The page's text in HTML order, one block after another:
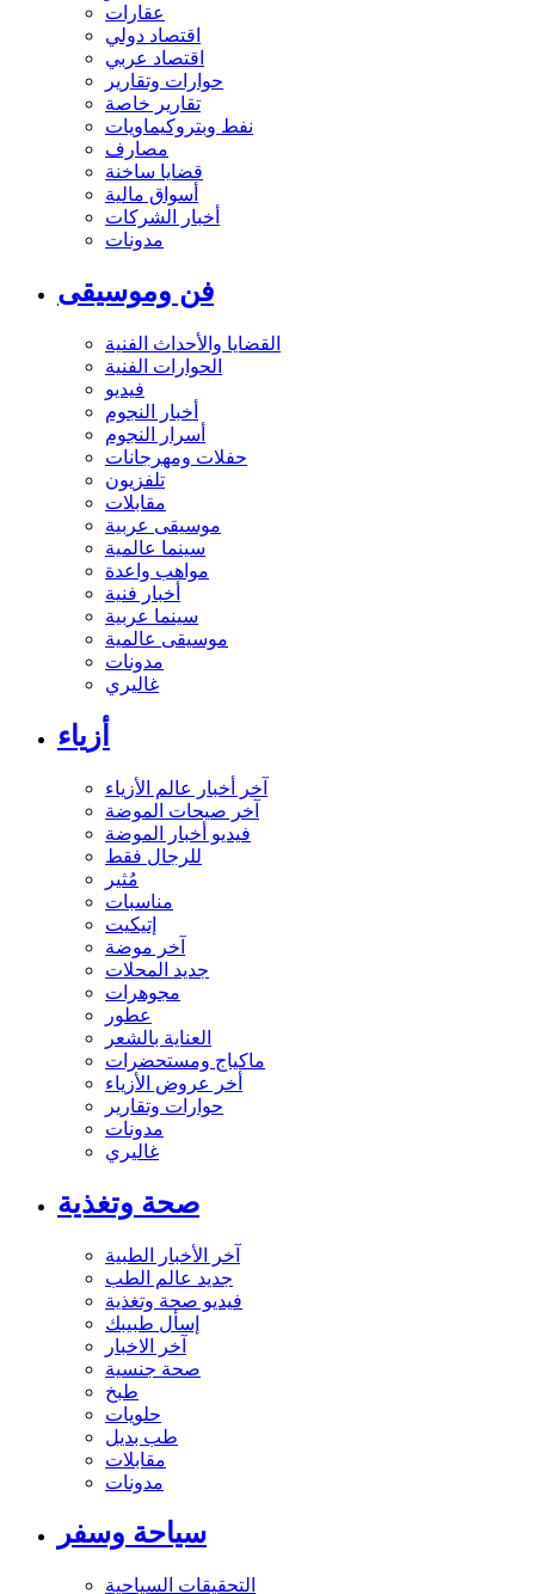
عقارات
اقتصاد دولي
اقتصاد عربي
حوارات وتقارير
تقارير خاصة
نفط وبتروكيماويات
مصارف
قضايا ساخنة
أسواق مالية
أخبار الشركات
مدونات
فن وموسيقى
القضايا والأحداث الفنية
الحوارات الفنية
فيديو
أخبار النجوم
أسرار النجوم
حفلات ومهرجانات
تلفزيون
مقابلات
موسيقى عربية
سينما عالمية
مواهب واعدة
أخبار فنية
سينما عربية
موسيقى عالمية
مدونات
غاليري
أزياء
آخر أخبار عالم الأزياء
آخر صيحات الموضة
فيديو أخبار الموضة
للرجال فقط
مُثير
مناسبات
إتيكيت
آخر موضة
جديد المحلات
مجوهرات
عطور
العناية بالشعر
ماكياج ومستحضرات
أخر عروض الأزياء
حوارات وتقارير
مدونات
غاليري
صحة وتغذية
آخر الأخبار الطبية
جديد عالم الطب
فيديو صحة وتغذية
إسأل طبيبك
آخر الاخبار
صحة جنسية
طبخ
حلويات
طب بديل
مقابلات
مدونات
سياحة وسفر
التحقيقات السياحية